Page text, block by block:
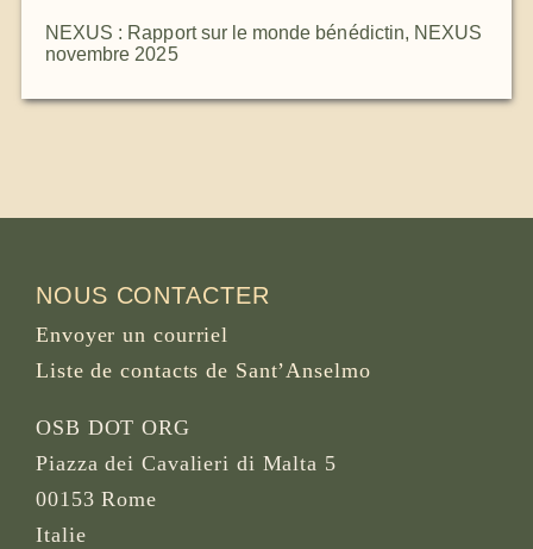
NEXUS : Rapport sur le monde bénédictin, NEXUS
novembre 2025
NOUS CONTACTER
Envoyer un courriel
Liste de contacts de Sant’Anselmo
OSB DOT ORG
Piazza dei Cavalieri di Malta 5
00153 Rome
Italie